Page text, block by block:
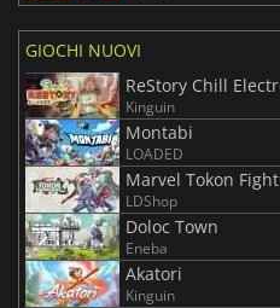
GIOCHI NUOVI
ReStory Chill
Kinguin
Montabi
LOADED
Marvel Tokon
LDShop
Doloc Town
Eneba
Akatori
Kinguin